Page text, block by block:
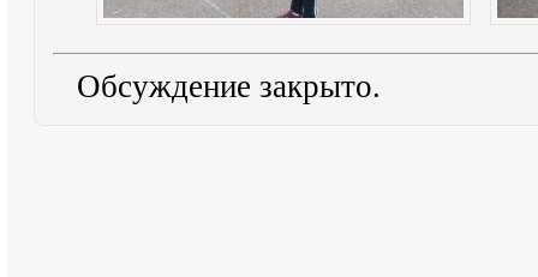
Обсуждение закрыто.